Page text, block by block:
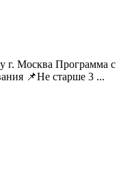
г. Москва Программа с
📌Не старше 3 ...